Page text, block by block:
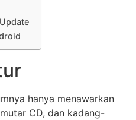
hanya menawarkan
CD, dan kadang-